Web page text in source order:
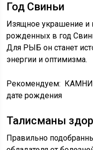
Год Свиньи
Изящное украшение и
рожденных в год
Для РЫБ он станет
энергии и оптимизма.
Рекомендуем:
дате рождения
Талисманы
Правильно